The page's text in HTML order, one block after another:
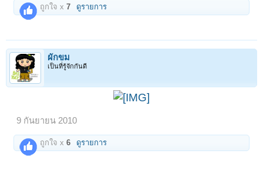
ถูกใจ x7 ดูรายการ
ผักขม
เป็นที่รู้จักกันดี
9 กันยายน 2010
ถูกใจ x6 ดูรายการ